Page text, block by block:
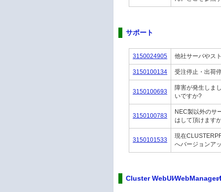
サポート
3150024905 他社サーバやス
3150100134 受注停止・出荷
3150100693
障害が発生しま
いですか?
3150100783
NEC製以外のサ
はして頂けます
3150101533
現在
へバージョンア
Cluster